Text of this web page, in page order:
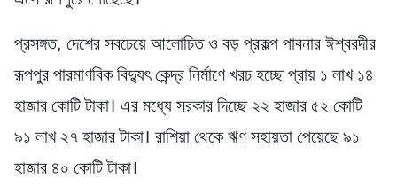
প্রসঙ্গত, দেশের সবচেয়ে আলোচিত ও বড় প্রকল্প পাবনার ঈশ্বরদীর
রূপপুর পারমাণবিক বিদ্যুৎ কেন্দ্র নির্মাণে খরচ হচ্ছে প্রায় ১ লাখ ১৪
হাজার কোটি টাকা। এর মধ্যে সরকার দিচ্ছে ২২ হাজার ৫২ কোটি
৯১ লাখ ২৭ হাজার টাকা। রাশিয়া থেকে ঋণ সহায়তা পেয়েছে ৯১
হাজার ৪০ কোটি টাকা।